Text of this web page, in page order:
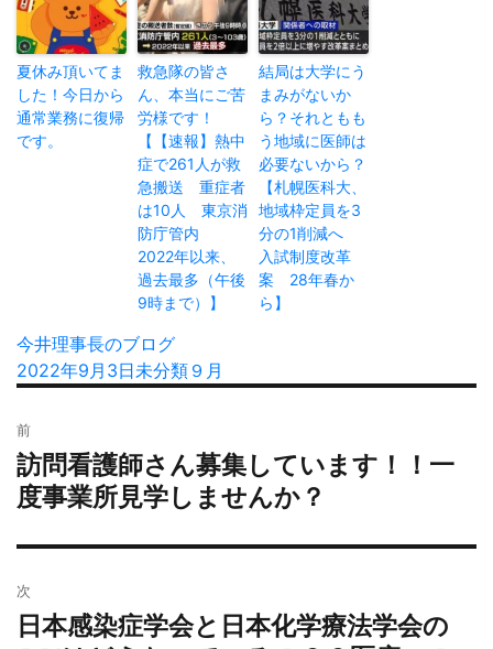
夏休み頂いてま
した！今日から
通常業務に復帰
です。
救急隊の皆さ
ん、本当にご苦
労様です！
【【速報】熱中
症で261人が救
急搬送 重症者
は10人 東京消
防庁管内
2022年以来、
過去最多（午後
9時まで）】
結局は大学にう
まみがないか
ら？それともも
う地域に医師は
必要ないから？
【札幌医科大、
地域枠定員を3
分の1削減へ
入試制度改革
案 28年春か
ら】
投
稿
今井理事長のブログ
投
日:
2022年9月3日カ
リ
ー
未分類 タ
９月
稿
ナ
ビ
シ
ョ
前
過
去
の
投
訪問看護師さん募集しています！！一
度事業所見学しませんか？
次
次
日本感染症学会と日本化学療法学会の